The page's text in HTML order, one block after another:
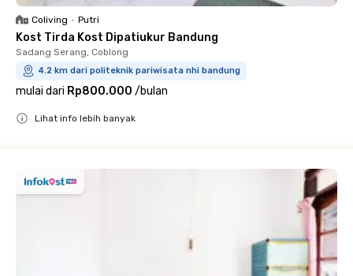
Coliving • Putri
Kost Tirda Kost Dipatiukur Bandung
Sadang Serang, Coblong
4.2 km dari politeknik pariwisata nhi bandung
mulai dari Rp800.000 /bulan
Lihat info lebih banyak